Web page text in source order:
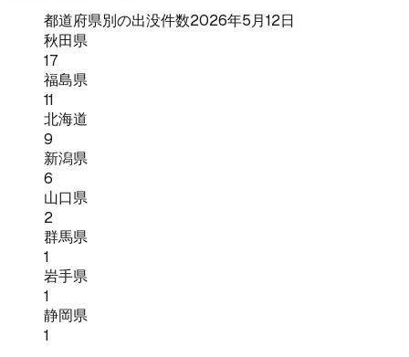
都道府県別の出没件数2026年5月12日
秋田県
17
福島県
11
北海道
9
新潟県
6
山口県
2
群馬県
1
岩手県
1
静岡県
1